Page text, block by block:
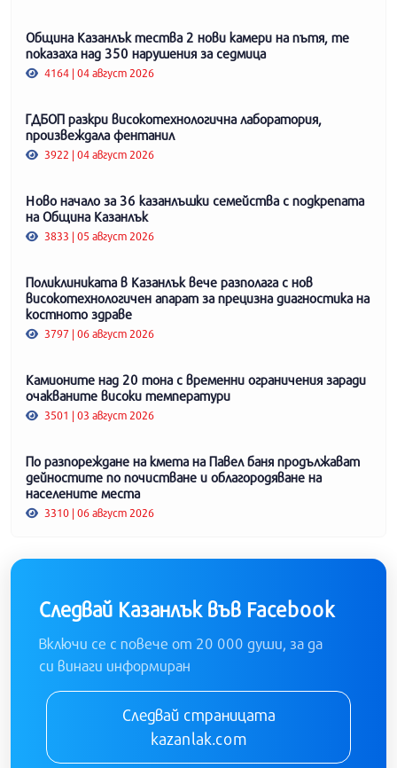
Община Казанлък тества 2 нови камери на пътя, те
показаха над 350 нарушения за седмица
4164 | 04 август 2026
ГДБОП разкри високотехнологична лаборатория,
произвеждала фентанил
3922 | 04 август 2026
Ново начало за 36 казанлъшки семейства с подкрепата
на Община Казанлък
3833 | 05 август 2026
Поликлиниката в Казанлък вече разполага с нов
високотехнологичен апарат за прецизна диагностика на
костното здраве
3797 | 06 август 2026
Камионите над 20 тона с временни ограничения заради
очакваните високи температури
3501 | 03 август 2026
По разпореждане на кмета на Павел баня продължават
дейностите по почистване и облагородяване на
населените места
3310 | 06 август 2026
Следвай Казанлък във Facebook
Включи се с повече от 20 000 души, за да
си винаги информиран
Следвай страницата
kazanlak.com